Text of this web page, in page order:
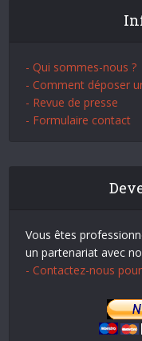
- Qui sommes-nous ?
- Comment déposer
- Revue de presse
- Formulaire contact
Vous êtes
un partenariat avec
- Contactez-nous